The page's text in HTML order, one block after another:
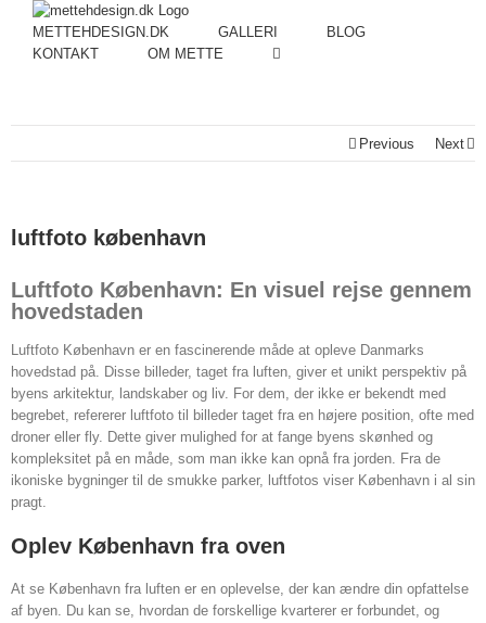
METTEHDESIGN.DK GALLERI
BLOG
KONTAKT
OM METTE
Previous Next
luftfoto københavn
Luftfoto København: En visuel rejse gennem
hovedstaden
Luftfoto København er en fascinerende måde at opleve Danmarks
hovedstad på. Disse billeder, taget fra luften, giver et unikt perspektiv på
byens arkitektur, landskaber og liv. For dem, der ikke er bekendt med
begrebet, refererer luftfoto til billeder taget fra en højere position, ofte med
droner eller fly. Dette giver mulighed for at fange byens skønhed og
kompleksitet på en måde, som man ikke kan opnå fra jorden. Fra de
ikoniske bygninger til de smukke parker, luftfotos viser København i al sin
pragt.
Oplev København fra oven
At se København fra luften er en oplevelse, der kan ændre din opfattelse
af byen. Du kan se, hvordan de forskellige kvarterer er forbundet, og